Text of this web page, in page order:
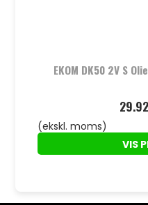
EKOM DK50 2V S
(ekskl. moms)
VIS